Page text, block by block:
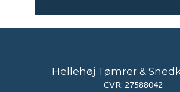
​Hellehøj Tømrer &
CVR: ​27588042